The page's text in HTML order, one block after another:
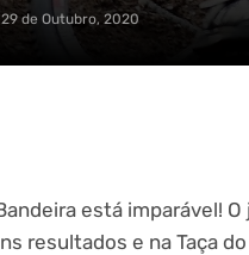
29 de Outubro, 2020
está imparável!
resultados e na Taça